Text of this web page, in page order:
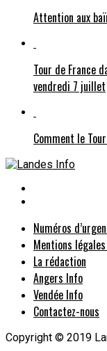
Attention aux
Tour de France
vendredi 7 juillet
Comment le
Numéros
Mentions
La rédaction
Angers Info
Vendée Info
Contactez-nous
Copyright © 2019